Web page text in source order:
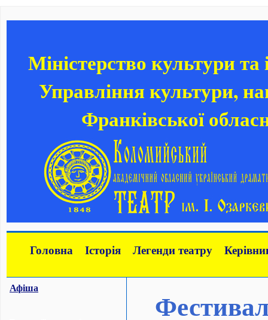
Міністерство культури
Управління культури,
Франківської
Головна Історія Легенди театру
Афіша